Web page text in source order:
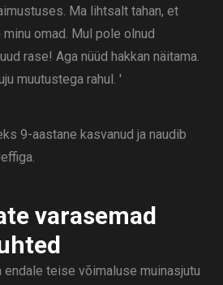
Ma lihtsalt tahan, et
omad. Mul pole olnud
rase! Aga nüüd hakkan näitama.
muutustega rahul. '
9-aastane kasvanud ja naudib
varasemad
endale teise võimaluse muinasjutu